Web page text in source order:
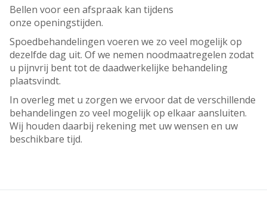
Bellen voor een afspraak kan tijdens
onze openingstijden.
Spoedbehandelingen voeren we zo veel mogelijk op
dezelfde dag uit. Of we nemen noodmaatregelen zodat
u pijnvrij bent tot de daadwerkelijke behandeling
plaatsvindt.
In overleg met u zorgen we ervoor dat de verschillende
behandelingen zo veel mogelijk op elkaar aansluiten.
Wij houden daarbij rekening met uw wensen en uw
beschikbare tijd.